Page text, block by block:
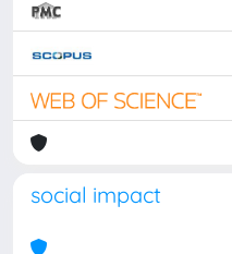
social impact